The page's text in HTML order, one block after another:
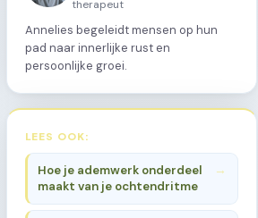
therapeut
Annelies begeleidt mensen op hun
pad naar innerlijke rust en
persoonlijke groei.
LEES OOK:
Hoe je ademwerk onderdeel
maakt van je ochtendritme